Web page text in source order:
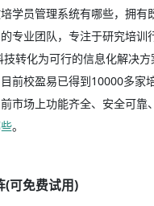
学员管理系统有哪些，拥有
专业团队，专注于研究培训
转化为可行的信息化解决
前校盈易已得到10000多家
市场上功能齐全、安全可靠
。
(可免费试用)